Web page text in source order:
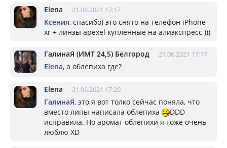
Elena 21.06.2021 17:17
Ксения, спасибо) это снято на телефон iPhone
xr + линзы apexel купленные на алиэкспресс )))
ГалинаЯ (ИМТ 24,5) Белгород 21.06.2021 17:17
Elena, а облепиха где?
Elena 21.06.2021 17:20
ГалинаЯ, это я вот толко сейчас поняла, что
вместо липы написала облепиха
DDD
исправила. Но аромат облепихи я тоже очень
люблю XD